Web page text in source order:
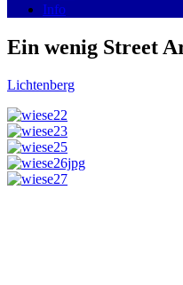
Info
Ein wenig Street
Lichtenberg